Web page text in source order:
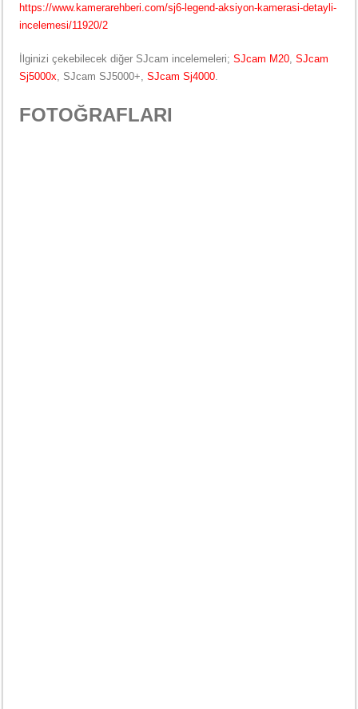
https://www.kamerarehberi.com/sj6-legend-aksiyon-kamerasi-detayli-
incelemesi/11920/2
İlginizi çekebilecek diğer SJcam incelemeleri;SJcam M20 ,SJcam
Sj5000x , SJcam SJ5000+,SJcam Sj4000
FOTOĞRAFLARI